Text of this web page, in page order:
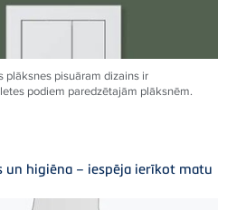
pisuāram dizains ir
podiem paredzētajām plāksnēm.
higiēna – iespēja ierīkot matu